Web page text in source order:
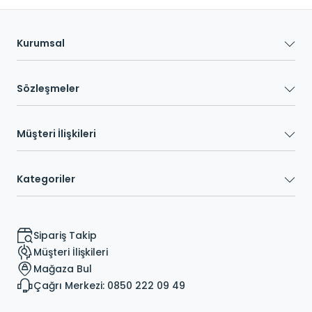
Kurumsal
Sözleşmeler
Müşteri İlişkileri
Kategoriler
Sipariş Takip
Müşteri İlişkileri
Mağaza Bul
Çağrı Merkezi: 0850 222 09 49